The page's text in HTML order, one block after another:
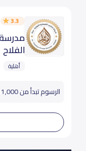
3.3
مدرسة
الفلاح
أهلية
الرسوم تبدأ من 11,000